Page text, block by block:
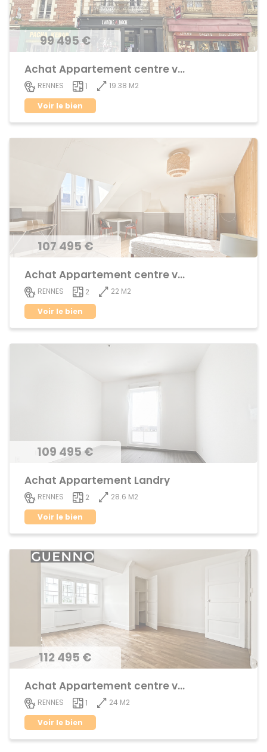
99 495 €
Achat Appartement centre ville
RENNES 1
19.38 M2
Voir le bien
107 495 €
Achat Appartement centre ville
RENNES 2
22 M2
Voir le bien
109 495 €
Achat Appartement Landry
RENNES 2
28.6 M2
Voir le bien
112 495 €
Achat Appartement centre ville
RENNES 1
24 M2
Voir le bien